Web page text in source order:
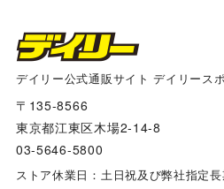
デイリー公式通販サイト デイリース
〒135-8566
東京都江東区木場2-14-8
03-5646-5800
ストア休業日：土日祝及び弊社指定